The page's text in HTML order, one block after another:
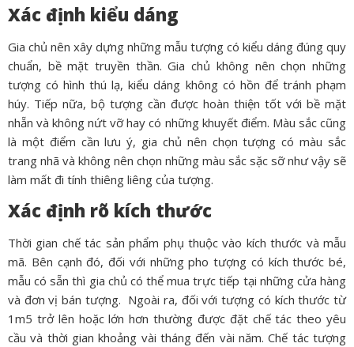
Xác định kiểu dáng
Gia chủ nên xây dựng những mẫu tượng có kiểu dáng đúng quy
chuẩn, bề mặt truyền thần. Gia chủ không nên chọn những
tượng có hình thú lạ, kiểu dáng không có hồn để tránh phạm
húy. Tiếp nữa, bộ tượng cần được hoàn thiện tốt với bề mặt
nhẵn và không nứt vỡ hay có những khuyết điểm. Màu sắc cũng
là một điểm cần lưu ý, gia chủ nên chọn tượng có màu sắc
trang nhã và không nên chọn những màu sắc sặc sỡ như vậy sẽ
làm mất đi tính thiêng liêng của tượng.
Xác định rõ kích thước
Thời gian chế tác sản phẩm phụ thuộc vào kích thước và mẫu
mã. Bên cạnh đó, đối với những pho tượng có kích thước bé,
mẫu có sẵn thì gia chủ có thể mua trực tiếp tại những cửa hàng
và đơn vị bán tượng. Ngoài ra, đối với tượng có kích thước từ
1m5 trở lên hoặc lớn hơn thường được đặt chế tác theo yêu
cầu và thời gian khoảng vài tháng đến vài năm. Chế tác tượng